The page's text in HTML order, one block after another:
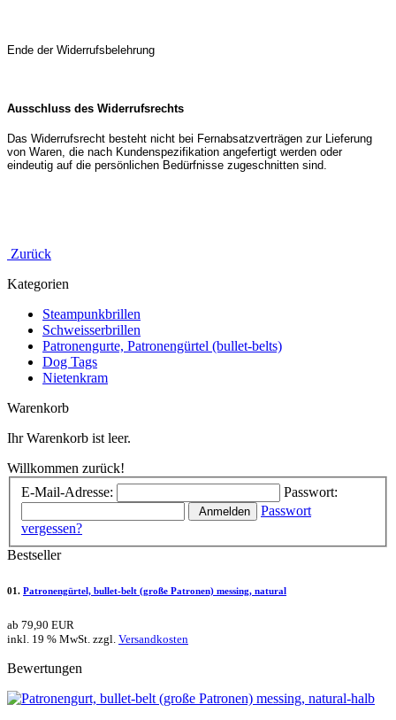
Ende der Widerrufsbelehrung
Ausschluss des Widerrufsrechts
Das Widerrufsrecht besteht nicht bei Fernabsatzverträgen zur Lieferung
von Waren, die nach Kundenspezifikation angefertigt werden oder
eindeutig auf die persönlichen Bedürfnisse zugeschnitten sind.
Zurück
Kategorien
Steampunkbrillen
Schweisserbrillen
Patronengurte, Patronengürtel (bullet-belts)
Dog Tags
Nietenkram
Warenkorb
Ihr Warenkorb ist leer.
Willkommen zurück!
E-Mail-Adresse:
Passwort:
Anmelden
Passwort
vergessen?
Bestseller
01. Patronengürtel, bullet-belt (große Patronen) messing, natural
ab 79,90 EUR
inkl. 19 % MwSt. zzgl. Versandkosten
Bewertungen